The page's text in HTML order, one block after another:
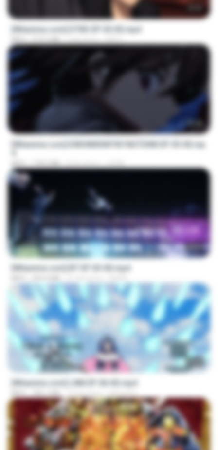
[Witanime.com] DTRD EP 05 HD.mp4
MP4 219.5 MB 3 dni temu DRTY
[Witanime.com] KWONMSNITIK1NGTDNN EP 05 HD.mp
MP4 178.3 MB 8 dni temu JUVIA
[Witanime.com] BT EP 03 HD.mp4
[Witanime.com] LNM EP 06 HD.mp4
MP4 180.1 MB 10 dni temu MUrabito